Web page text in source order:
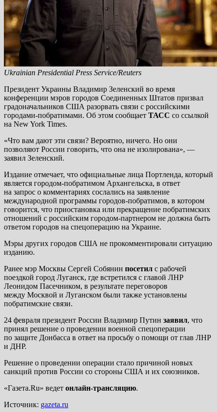
Ukrainian Presidential Press Service/Reuters
Президент Украины Владимир Зеленский во время
конференции мэров городов Соединенных Штатов призвал
градоначальников США разорвать связи с российскими
городами-побратимами. Об этом сообщает ТАСС со ссылкой
на New York Times.
«Что вам дают эти связи? Вероятно, ничего. Но они
позволяют России говорить, что она не изолирована», —
заявил Зеленский.
Издание отмечает, что официальные лица Портленда, который
является городом-побратимом Архангельска, в ответ
на запрос о комментариях сослались на заявление
международной программы городов-побратимов, в котором
говорится, что приостановка или прекращение побратимских
отношений с российским городом-партнером не должна быть
ответом городов на спецоперацию на Украине.
Мэры других городов США не прокомментировали ситуацию
изданию.
Ранее мэр Москвы Сергей Собянин посетил с рабочей
поездкой город Луганск, где встретился с главой ЛНР
Леонидом Пасечником, в результате переговоров
между Москвой и Луганском были также установлены
побратимские связи.
24 февраля президент России Владимир Путин заявил, что
принял решение о проведении военной спецоперации
по защите Донбасса в ответ на просьбу о помощи от глав ЛНР
и ДНР.
Решение о проведении операции стало причиной новых
санкций против России со стороны США и их союзников.
«Газета.Ru» ведет онлайн-трансляцию.
Источник: gazeta.ru